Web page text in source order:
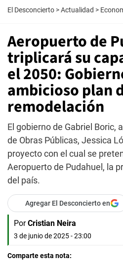
El Desconcierto >Actualidad >
Aeropuerto de
triplicará su
el 2050:
ambicioso plan
remodelación
El gobierno de Gabriel Boric,
de Obras Públicas, Jessica
proyecto con el cual se
Aeropuerto de Pudahuel, la
del país.
Agregar El Desconcierto en
Por Cristian Neira
3 de junio de 2025 - 23:00
Comparte esta nota: